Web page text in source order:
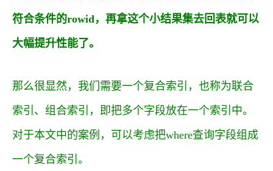
符合条件的rowid，再拿这个小结果集去回表就可以
大幅提升性能了。
那么很显然，我们需要一个复合索引，也称为联合
索引、组合索引，即把多个字段放在一个索引中。
对于本文中的案例，可以考虑把where查询字段组成
一个复合索引。